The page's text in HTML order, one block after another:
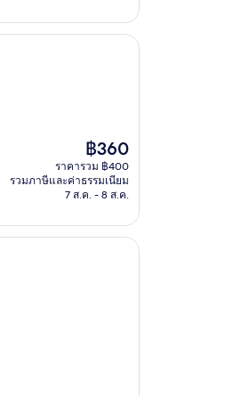
ราคา
ปัจจุบัน
คือ
฿360
฿360
ราคารวม ฿400
รวมภาษีและค่าธรรมเนียม
7 ส.ค. - 8 ส.ค.